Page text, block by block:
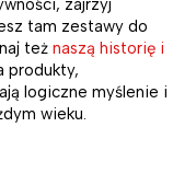
zajrzyj
tam zestawy do
też naszą historię i
produkty,
logiczne myślenie i
wieku.